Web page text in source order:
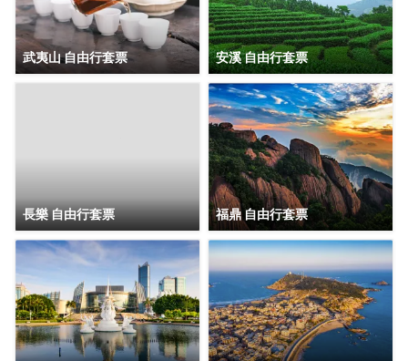
民情有獨鍾的觀景餐廳，是集美食與美景於一體的絕美殿
堂，常年名列各大口碑排行榜前列。鷺江賓館從萬千食材到
千變萬化的烹飪手法，追求細節精緻，在飽腹之上，滿足味
蕾想象，跨越時間與山海，尋味鷺江風味。
武夷山 自由行套票 安溪 自由行套票
長樂 自由行套票 福鼎 自由行套票